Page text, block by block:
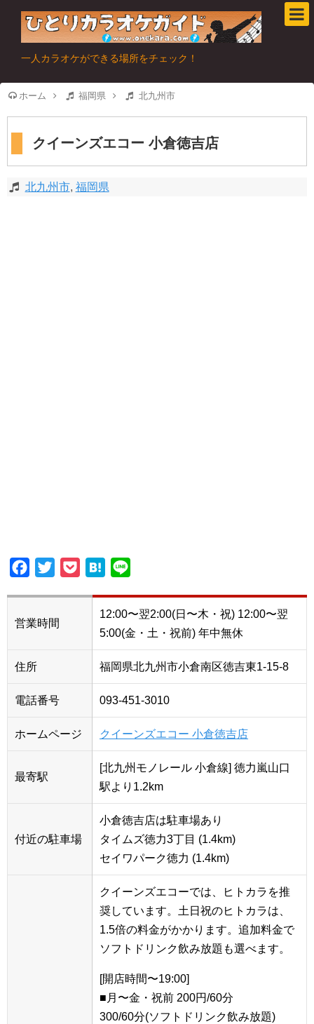
一人カラオケができる場所をチェック！
ホーム 福岡県 北九州市
クイーンズエコー 小倉徳吉店
北九州市, 福岡県
Facebook
Twitter PocketHatena
営業時間
12:00〜翌2:00(日〜木・祝) 12:00〜翌
5:00(金・土・祝前) 年中無休
住所 福岡県北九州市小倉南区徳吉東1-15-8
電話番号 093-451-3010
ホームページ クイーンズエコー 小倉徳吉店
最寄駅
[北九州モノレール 小倉線] 徳力嵐山口
駅より1.2km
付近の駐車場
小倉徳吉店は駐車場あり
タイムズ徳力3丁目 (1.4km)
セイワパーク徳力 (1.4km)
クイーンズエコーでは、ヒトカラを推
奨しています。土日祝のヒトカラは、
1.5倍の料金がかかります。追加料金で
ソフトドリンク飲み放題も選べます。
[開店時間〜19:00]
■月〜金・祝前 200円/60分
300/60分(ソフトドリンク飲み放題)